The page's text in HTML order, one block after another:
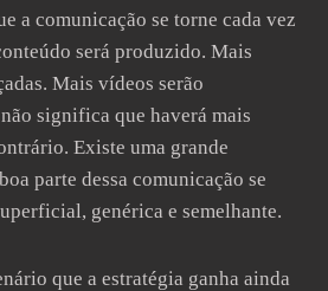
a comunicação se torne cada vez
será produzido. Mais
Mais vídeos serão
significa que haverá mais
Existe uma grande
parte dessa comunicação se
genérica e semelhante.
que a estratégia ganha ainda